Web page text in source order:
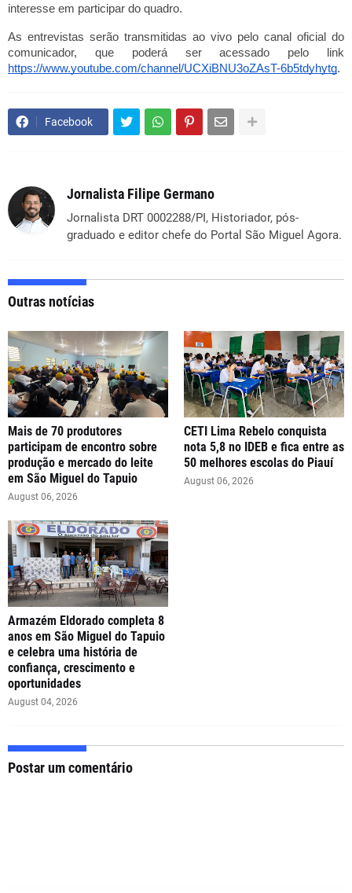
interesse em participar do quadro.
As entrevistas serão transmitidas ao vivo pelo canal oficial do
comunicador, que poderá ser acessado pelo link
https://www.youtube.com/channel/UCXiBNU3oZAsT-6b5tdyhytg.
Facebook
Jornalista Filipe Germano
Jornalista DRT 0002288/PI, Historiador, pós-
graduado e editor chefe do Portal São Miguel Agora.
Outras notícias
Mais de 70 produtores
participam de encontro sobre
produção e mercado do leite
em São Miguel do Tapuio
August 06, 2026
CETI Lima Rebelo conquista
nota 5,8 no IDEB e fica entre as
50 melhores escolas do Piauí
August 06, 2026
Armazém Eldorado completa 8
anos em São Miguel do Tapuio
e celebra uma história de
confiança, crescimento e
oportunidades
August 04, 2026
Postar um comentário